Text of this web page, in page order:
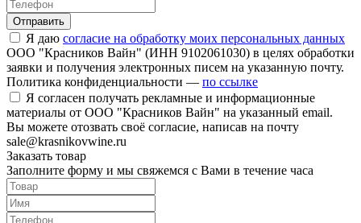
Отправить
Я даю согласие на обработку моих персональных данных
ООО "Красников Вайн" (ИНН 9102061030) в целях обработки
заявки и получения электронных писем на указанную почту.
Политика конфиденциальности — по ссылке
Я согласен получать рекламные и информационные
материалы от ООО "Красников Вайн" на указанный email.
Вы можете отозвать своё согласие, написав на почту
sale@krasnikovwine.ru
Заказать товар
Заполните форму и мы свяжемся с Вами в течение часа